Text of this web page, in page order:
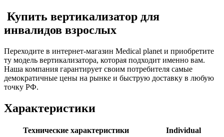
Купить вертикализатор для
инвалидов взрослых
Переходите в интернет-магазин Medical planet и приобретите
ту модель вертикализатора, которая подходит именно вам.
Наша компания гарантирует своим потребителя самые
демократичные цены на рынке и быструю доставку в любую
точку РФ.
Характеристики
Технические характеристики
Individual